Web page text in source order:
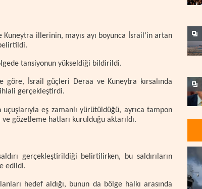
illerinin, mayıs ayı boyunca İsrail’in artan
tansiyonun yükseldiği bildirildi.
göre, İsrail güçleri Deraa ve Kuneytra kırsalında
gerçekleştirdi.
uçuşlarıyla eş zamanlı yürütüldüğü, ayrıca tampon
gözetleme hatları kurulduğu aktarıldı.
gerçekleştirildiği belirtilirken, bu saldırıların
edildi.
hedef aldığı, bunun da bölge halkı arasında